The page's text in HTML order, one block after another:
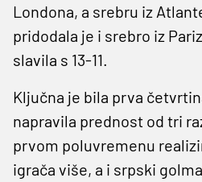
Londona, a srebru iz
pridodala je i srebro iz
slavila s 13-11.
Ključna je bila prva
napravila prednost od tri
prvom poluvremenu
igrača više, a i srpski